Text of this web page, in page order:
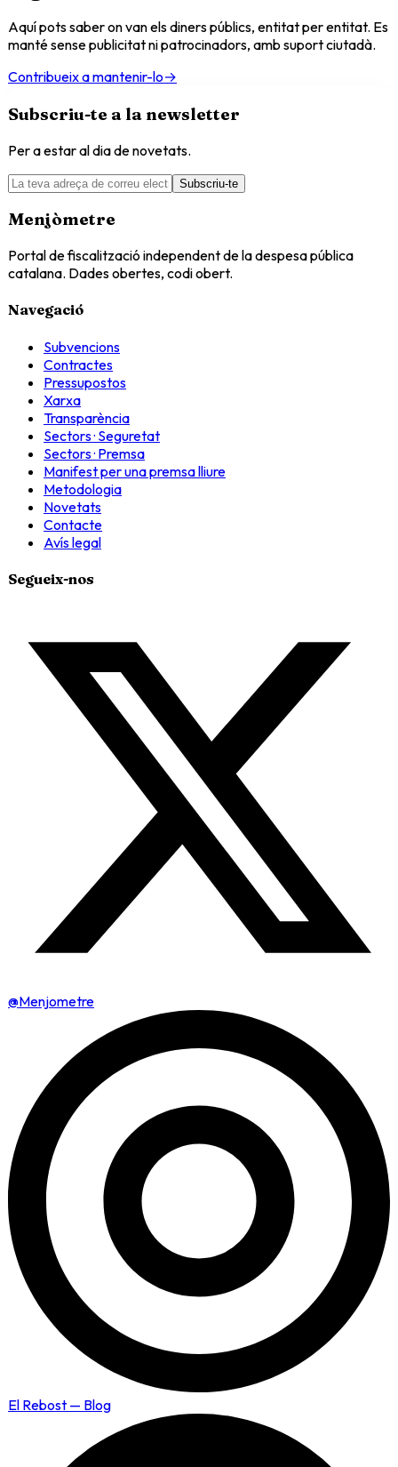
Aquí pots saber on van els diners públics, entitat per entitat. Es
manté sense publicitat ni patrocinadors, amb suport ciutadà.
Contribueix a mantenir-lo→
Subscriu-te a la newsletter
Per a estar al dia de novetats.
Subscriu-te
Menjòmetre
Portal de fiscalització independent de la despesa pública
catalana. Dades obertes, codi obert.
Navegació
Subvencions
Contractes
Pressupostos
Xarxa
Transparència
Sectors · Seguretat
Sectors · Premsa
Manifest per una premsa lliure
Metodologia
Novetats
Contacte
Avís legal
Segueix-nos
@Menjometre
El Rebost — Blog